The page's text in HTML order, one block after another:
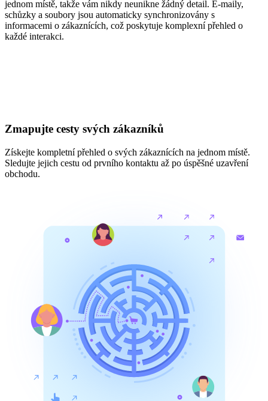
jednom místě, takže vám nikdy neunikne žádný detail. E-maily,
schůzky a soubory jsou automaticky synchronizovány s
informacemi o zákaznících, což poskytuje komplexní přehled o
každé interakci.
Zmapujte cesty svých zákazníků
Získejte kompletní přehled o svých zákaznících na jednom místě.
Sledujte jejich cestu od prvního kontaktu až po úspěšné uzavření
obchodu.